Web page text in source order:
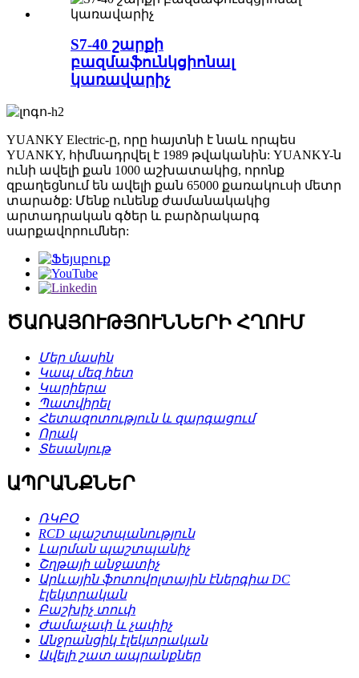
S7-40 շարքի
բազմաֆունկցիոնալ
կառավարիչ
YUANKY Electric-ը, որը հայտնի է նաև որպես
YUANKY, հիմնադրվել է 1989 թվականին: YUANKY-ն
ունի ավելի քան 1000 աշխատակից, որոնք
զբաղեցնում են ավելի քան 65000 քառակուսի մետր
տարածք: Մենք ունենք ժամանակակից
արտադրական գծեր և բարձրակարգ
սարքավորումներ:
ԾԱՌԱՅՈՒԹՅՈՒՆՆԵՐԻ ՀՂՈՒՄ
Մեր մասին
Կապ մեզ հետ
Կարիերա
Պատվիրել
Հետազոտություն և զարգացում
Որակ
Տեսանյութ
ԱՊՐԱՆՔՆԵՐ
ՌԿԲՕ
RCD պաշտպանություն
Լարման պաշտպանիչ
Շղթայի անջատիչ
Արևային ֆոտովոլտային էներգիա DC
էլեկտրական
Բաշխիչ տուփ
Ժամաչափ և չափիչ
Անջրանցիկ էլեկտրական
Ավելի շատ ապրանքներ